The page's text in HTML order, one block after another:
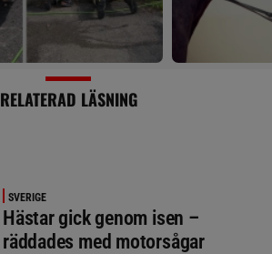
RELATERAD LÄSNING
SVERIGE
Hästar gick genom isen –
räddades med motorsågar